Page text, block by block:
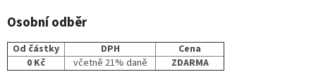
Osobní odběr
Od částky DPH
Cena
0 Kč
včetně 21% daně ZDARMA